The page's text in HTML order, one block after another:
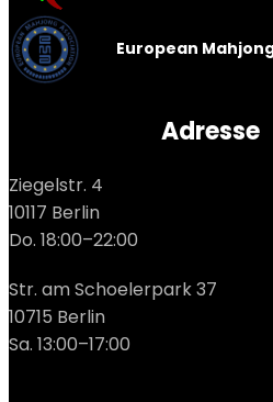
European
Adresse
Ziegelstr. 4
10117 Berlin
Do. 18:00–22:00
Str. am Schoelerpark 37
10715 Berlin
Sa. 13:00–17:00